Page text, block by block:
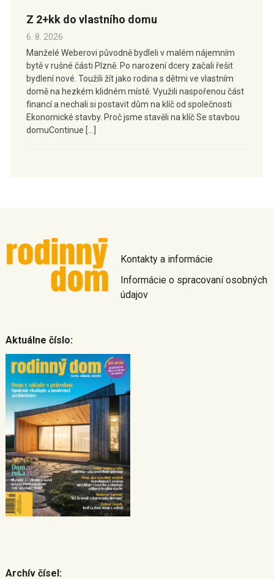
Z 2+kk do vlastního domu
6. 8. 2026
Manželé Weberovi původně bydleli v malém nájemním
bytě v rušné části Plzně. Po narození dcery začali řešit
bydlení nové. Toužili žít jako rodina s dětmi ve vlastním
domě na hezkém klidném místě. Využili naspořenou část
financí a nechali si postavit dům na klíč od společnosti
Ekonomické stavby. Proč jsme stavěli na klíč Se stavbou
domuContinue […]
Kontakty a informácie
Informácie o spracovaní osobných
údajov
Aktuálne číslo:
Archív čísel: